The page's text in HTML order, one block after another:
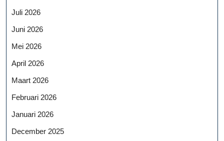
Juli 2026
Juni 2026
Mei 2026
April 2026
Maart 2026
Februari 2026
Januari 2026
December 2025